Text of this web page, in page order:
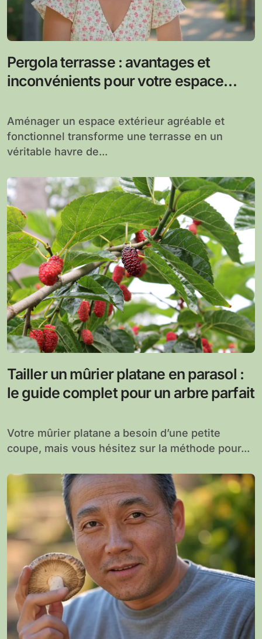
Pergola terrasse : avantages et
inconvénients pour votre espace
Aménager un espace extérieur agréable et
fonctionnel transforme une terrasse en un
véritable havre de...
Tailler un mûrier platane en parasol :
le guide complet pour un arbre parfait
Votre mûrier platane a besoin d’une petite
coupe, mais vous hésitez sur la méthode pour...